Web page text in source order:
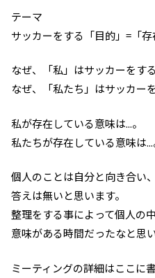
テーマ
サッカーをする「目的」=「存
なぜ、「私」はサッカーをす
なぜ、「私たち」はサッカー
私が存在している意味は...。
私たちが存在している意味は...
個人のことは自分と向き合い
答えは無いと思います。
整理をする事によって個人の
意味がある時間だったなと
ミーティングの詳細はここに